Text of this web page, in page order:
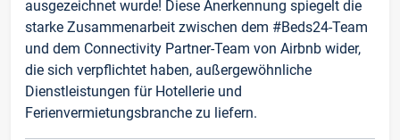
ausgezeichnet wurde! Diese Anerkennung spiegelt die
starke Zusammenarbeit zwischen dem #Beds24-Team
und dem Connectivity Partner-Team von Airbnb wider,
die sich verpflichtet haben, außergewöhnliche
Dienstleistungen für Hotellerie und
Ferienvermietungsbranche zu liefern.